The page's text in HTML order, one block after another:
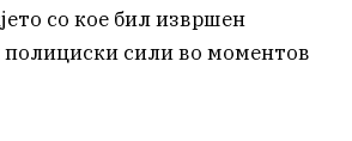
со кое бил извршен
сили во моментов